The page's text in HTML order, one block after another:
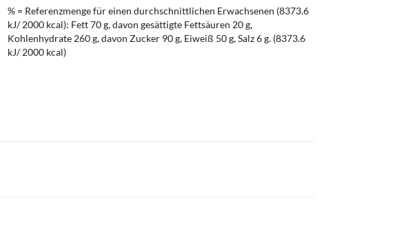
% = Referenzmenge für einen durchschnittlichen Erwachsenen (8373.6
kJ/ 2000 kcal): Fett 70 g, davon gesättigte Fettsäuren 20 g,
Kohlenhydrate 260 g, davon Zucker 90 g, Eiweiß 50 g, Salz 6 g. (8373.6
kJ/ 2000 kcal)